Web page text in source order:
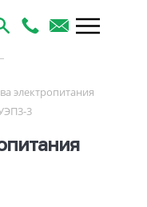
электропитания
3